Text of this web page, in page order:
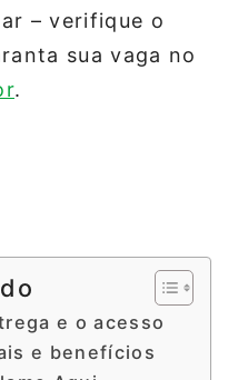
– verifique o
sua vaga no
.
e o acesso
e benefícios